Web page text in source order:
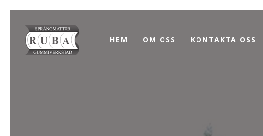
HEM OM OSS KONTAKTA OSS